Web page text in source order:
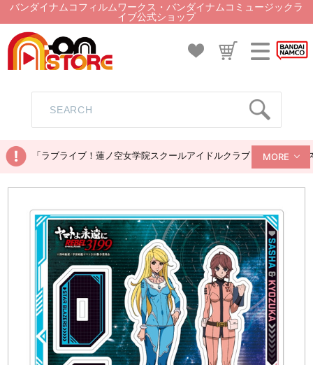
バンダイナムコフィルムワークス・バンダイナムコミュージックラ
イブ公式ショップ
「ラブライブ！蓮ノ空女学院スクールアイドルクラブ ぬいぐるみ
MORE